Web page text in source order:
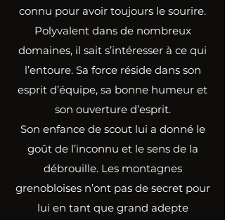
connu pour avoir toujours le sourire.
Polyvalent dans de nombreux
domaines, il sait s’intéresser à ce qui
l’entoure. Sa force réside dans son
esprit d’équipe, sa bonne humeur et
son ouverture d’esprit.
Son enfance de scout lui a donné le
goût de l’inconnu et le sens de la
débrouille. Les montagnes
grenobloises n’ont pas de secret pour
lui en tant que grand adepte